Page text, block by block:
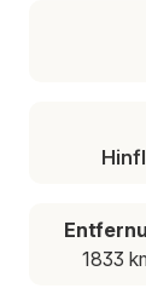
1833